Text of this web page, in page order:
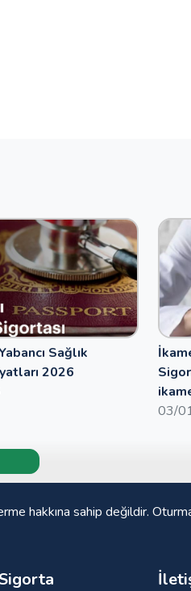
Sağlık
2026
03/
hakkına sahip değildir.